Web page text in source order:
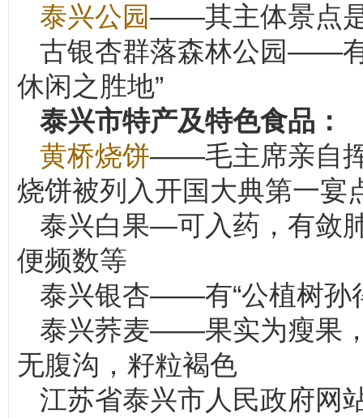
泰兴公园——其主体景点
古银杏群落森林公园——
休闲之胜地”
泰兴市特产及特色食品：
黄桥烧饼——毛主席亲自挥
烧饼被列入开国大典第一宴
泰兴白果—可入药，有敛
便频数等
泰兴银杏——有“公植树孙
泰兴荞麦——果实为瘦果
无腹沟，籽粒褐色
江苏省泰兴市人民政府网